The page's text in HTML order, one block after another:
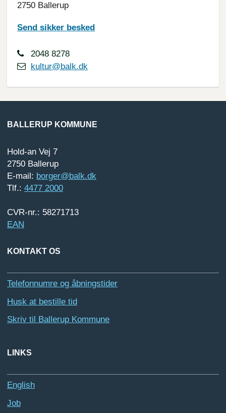
2750 Ballerup
Send sikker besked
2048 8278
kultur@balk.dk
BALLERUP KOMMUNE
Hold-an Vej 7
2750 Ballerup
E-mail: borger@balk.dk
Tlf.: 4477 2000
CVR-nr.: 58271713
EAN
KONTAKT OS
Telefonnumre og åbningstider
Husk at bestille tid
Skriv til Ballerup Kommune
LINKS
English
Job